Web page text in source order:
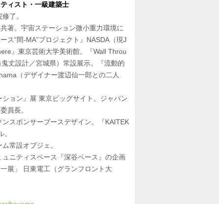
ィスト・一級建築士
了。
著。宇宙ステーション微小重力環境に
ス”間-MA”プロジェクト』NASDA（現J
』東京芸術大学美術館。『Wall Throu
丈設計／宮城県）常設展示。『流動的
（デザイナー渡辺仙一郎との二人
ョン』展 東京ビッグサイト。ジャパン
員長。
スポンサーブースデザイン。『KAITEK
常設オブジェ。
ニティスペース『深谷ベース』の企画
展」 日東電工（グランフロント大